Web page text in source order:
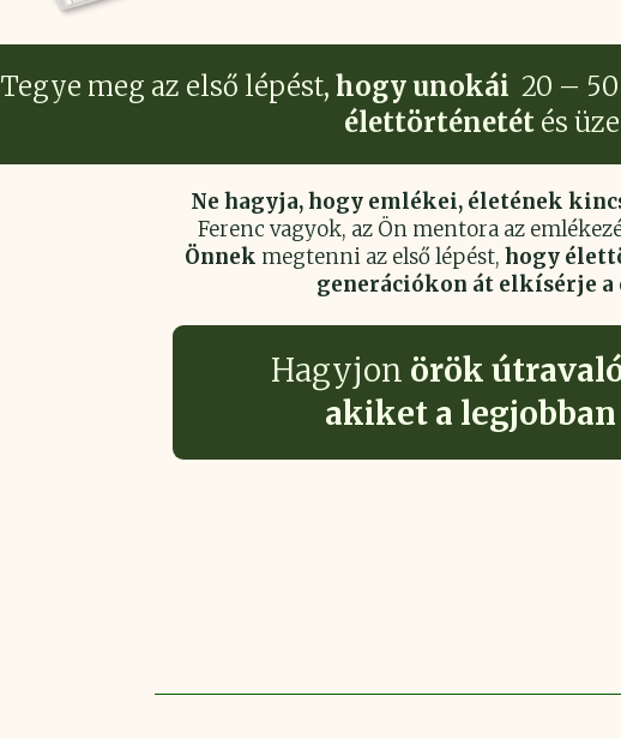
Tegye meg az első lépést, hogy unokái 20 –
élettörténetét és
Ne hagyja, hogy emlékei, életének
Ferenc vagyok, az Ön mentora az
Önnek megtenni az első lépést,hogy
generációkon át elkísérje a
Hagyjon örök
akiket a legjobban